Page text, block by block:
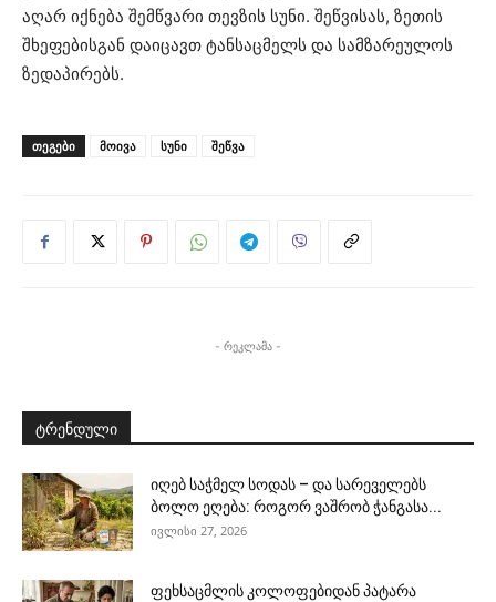
აღარ იქნება შემწვარი თევზის სუნი. შეწვისას, ზეთის
შხეფებისგან დაიცავთ ტანსაცმელს და სამზარეულოს
ზედაპირებს.
ᲗᲔᲒᲔᲑᲘ მოივა სუნი შეწვა
- რეკლამა -
ტრენდული
იღებ საჭმელ სოდას – და სარეველებს
ბოლო ეღება: როგორ ვაშრობ ჭანგასა...
ივლისი 27, 2026
ფეხსაცმლის კოლოფებიდან პატარა